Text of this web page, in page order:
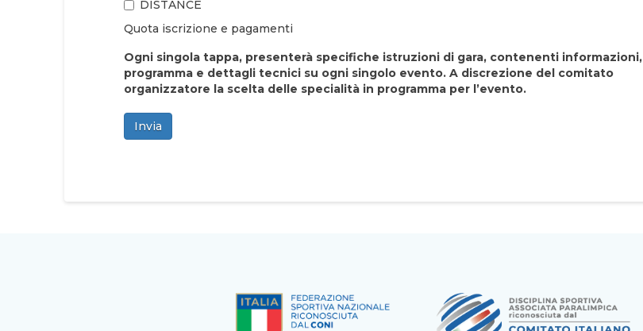
DISTANCE
Quota iscrizione e pagamenti
Ogni singola tappa, presenterà specifiche istruzioni di gara, contenenti informazioni,
programma e dettagli tecnici su ogni singolo evento. A discrezione del comitato
organizzatore la scelta delle specialità in programma per l’evento.
Invia